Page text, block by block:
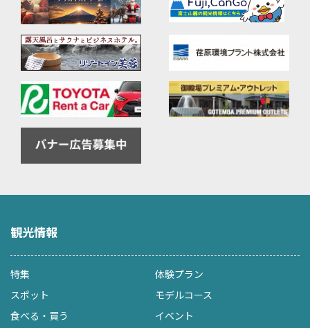
観光情報
特集
体験プラン
スポット
モデルコース
食べる・買う
イベント